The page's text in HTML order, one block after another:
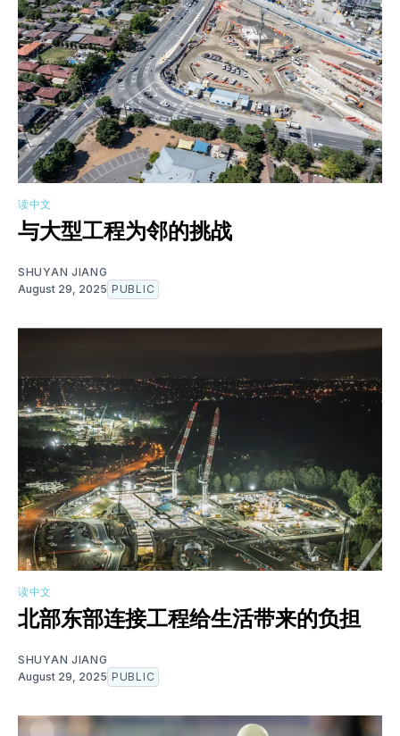
读中文
与大型工程为邻的挑战
SHUYAN JIANG
August 29, 2025 PUBLIC
读中文
北部东部连接工程给生活带来的负担
SHUYAN JIANG
August 29, 2025 PUBLIC